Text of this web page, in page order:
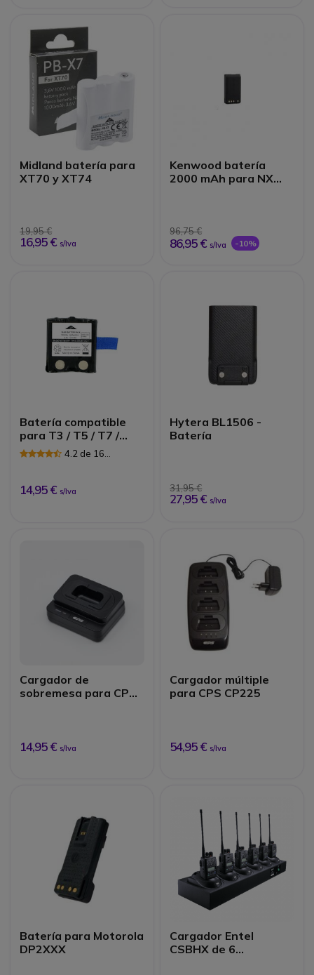
Midland batería para
XT70 y XT74
19,95 €
16,95 € s/Iva
Kenwood batería
2000 mAh para NX
96,75 €
86,95 € s/Iva -10%
Batería compatible
para T3 / T5 / T7 /
XTR / T80 / T80EX
4.2 de 16
14,95 € s/Iva
Hytera BL1506 -
Batería
31,95 €
27,95 € s/Iva
Cargador de
sobremesa para CPS
14,95 € s/Iva
Cargador múltiple
para CPS CP225
54,95 € s/Iva
Batería para Motorola
DP2XXX
Cargador Entel
CSBHX de 6